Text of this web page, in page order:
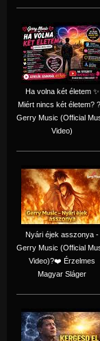
Ha volna két életem ✨
Miért nincs két életem?
Gerry Music (Official
Video)
Nyári éjek asszonya -
Gerry Music (Official
Video)?❤️ Érzelmes
Magyar Sláger